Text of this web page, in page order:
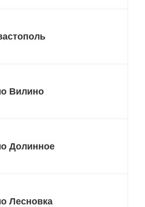
Вилино
Долинное
Лесновка